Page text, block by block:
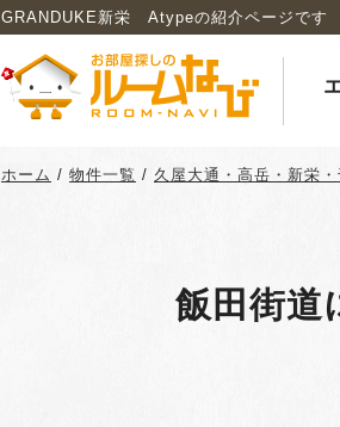
GRANDUKE新栄 Atypeの紹介ページです
ホーム / 物件一覧 / 久屋大通・高岳・新栄・
飯田街道